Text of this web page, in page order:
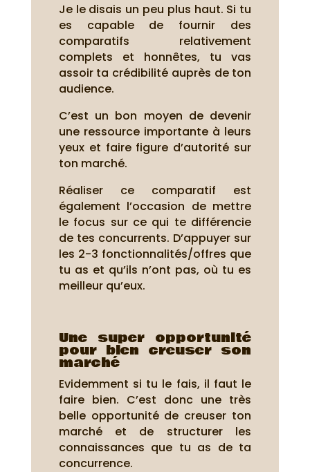
Je le disais un peu plus haut. Si tu
es capable de fournir des
comparatifs relativement
complets et honnêtes, tu vas
assoir ta crédibilité auprès de ton
audience.
C’est un bon moyen de devenir
une ressource importante à leurs
yeux et faire figure d’autorité sur
ton marché.
Réaliser ce comparatif est
également l’occasion de mettre
le focus sur ce qui te différencie
de tes concurrents. D’appuyer sur
les 2-3 fonctionnalités/offres que
tu as et qu’ils n’ont pas, où tu es
meilleur qu’eux.
Une super opportunité
pour bien creuser son
marché
Evidemment si tu le fais, il faut le
faire bien. C’est donc une très
belle opportunité de creuser ton
marché et de structurer les
connaissances que tu as de ta
concurrence.